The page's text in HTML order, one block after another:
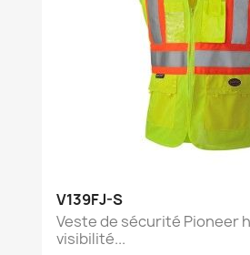
V139FJ-S
Veste de sécurité Pioneer
visibilité...